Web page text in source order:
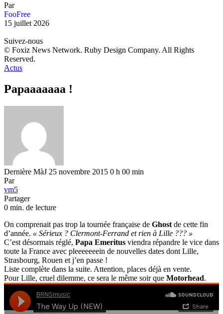
Par
FooFree
15 juillet 2026
Suivez-nous
© Foxiz News Network. Ruby Design Company. All Rights
Reserved.
Actus
Papaaaaaaa !
Dernière MàJ 25 novembre 2015 0 h 00 min
Par
vm5
Partager
0 min. de lecture
On comprenait pas trop la tournée française de Ghost de cette fin
d’année. « Sérieux ? Clermont-Ferrand et rien à Lille ??? »
C’est désormais réglé, Papa Emeritus viendra répandre le vice dans
toute la France avec pleeeeeeein de nouvelles dates dont Lille,
Strasbourg, Rouen et j’en passe !
Liste complète dans la suite. Attention, places déjà en vente.
Pour Lille, cruel dilemme, ce sera le même soir que Motorhead.